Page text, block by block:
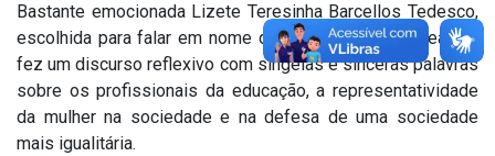
Bastante emocionada Lizete Teresinha Barcellos Tedesco,
escolhida para falar em nome das demais homenageadas,
fez um discurso reflexivo com singelas e sinceras palavras
sobre os profissionais da educação, a representatividade
da mulher na sociedade e na defesa de uma sociedade
mais igualitária.